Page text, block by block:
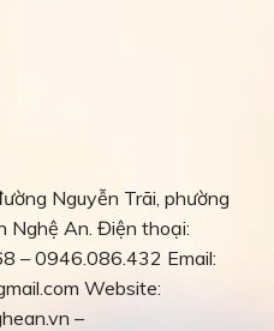
Nguyễn Trãi, phường
Nghệ An. Điện thoại:
– 0946.086.432 Email:
Website:
–